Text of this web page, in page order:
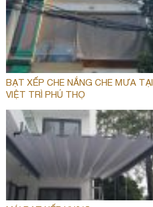
BẠT XẾP CHE NẮNG CHE MƯA TẠI
VIỆT TRÌ PHÚ THỌ